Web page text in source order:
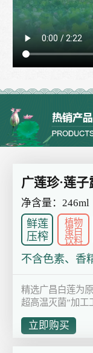
广莲珍·莲子
净含量：246ml
鲜莲
压榨
植物
蛋白
饮料
不含色素、香
精选广昌白莲为
超高温灭菌”加工
立即购买